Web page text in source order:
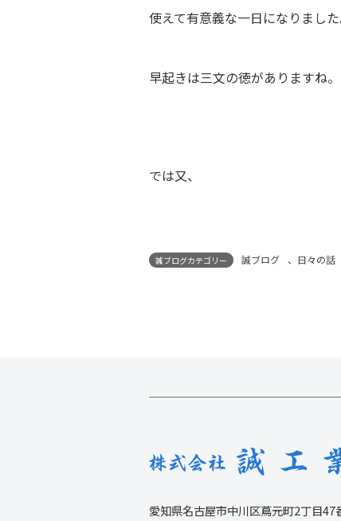
使えて有意義な一日になりました
早起きは三文の徳がありますね。
では又、
誠ブログカテゴリー 誠ブログ 、 日々の話
愛知県名古屋市中川区蔦元町2丁目47